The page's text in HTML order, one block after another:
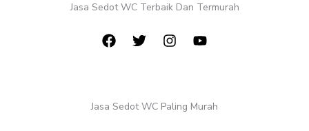
Jasa Sedot WC Terbaik Dan Termurah
Jasa Sedot WC Paling Murah